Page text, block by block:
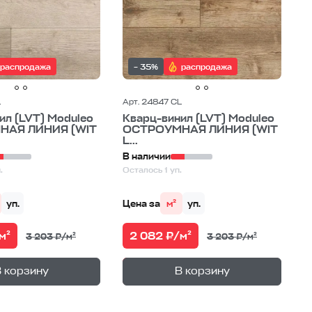
распродажа
(LVT) Moduleo
ЛИНИЯ (WIT
уп.
3 203 ₽/м²
корзину
—
– 35% распродажа
Арт. 24847 CL
Кварц-винил (LVT) Moduleo
ОСТРОУМНАЯ ЛИНИЯ (WIT
L...
В наличии
Осталось 1 уп.
Цена за м² уп.
2 082 ₽/м² 3 203 ₽/м²
В корзину
В корзине —